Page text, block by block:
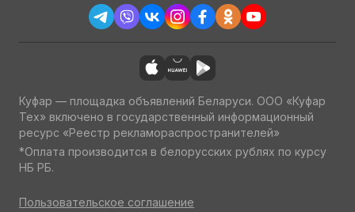
Куфар — площадка объявлений Беларуси. ООО «Куфар
Тех» включено в государственный информационный
ресурс «Реестр рекламораспространителей»
*Оплата производится в белорусских рублях по курсу
НБ РБ.
Пользовательское соглашение